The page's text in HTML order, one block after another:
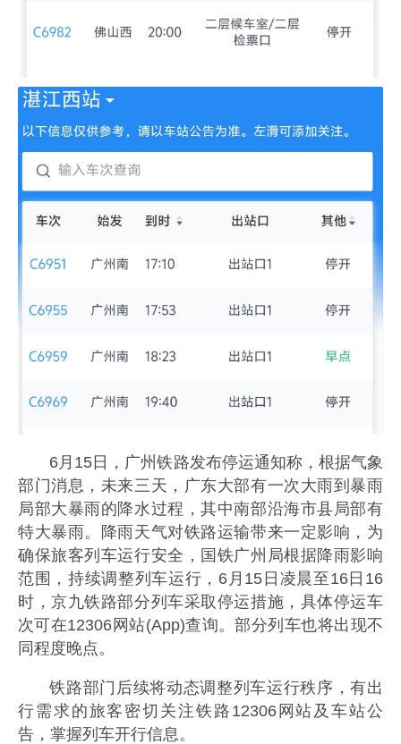
6月15日，广州铁路发布停运通知称，根据气象
部门消息，未来三天，广东大部有一次大雨到暴雨
局部大暴雨的降水过程，其中南部沿海市县局部有
特大暴雨。降雨天气对铁路运输带来一定影响，为
确保旅客列车运行安全，国铁广州局根据降雨影响
范围，持续调整列车运行，6月15日凌晨至16日16
时，京九铁路部分列车采取停运措施，具体停运车
次可在12306网站(App)查询。部分列车也将出现不
同程度晚点。
铁路部门后续将动态调整列车运行秩序，有出
行需求的旅客密切关注铁路12306网站及车站公
告，掌握列车开行信息。